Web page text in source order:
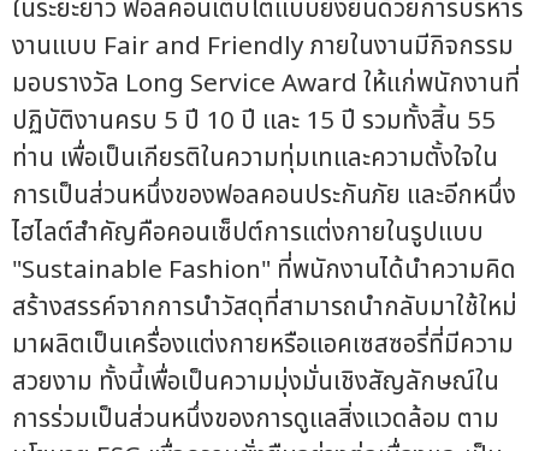
ในระยะยาว ฟอลคอนเติบโตแบบยั่งยืนด้วยการบริหาร
งานแบบ Fair and Friendly ภายในงานมีกิจกรรม
มอบรางวัล Long Service Award ให้แก่พนักงานที่
ปฏิบัติงานครบ 5 ปี 10 ปี และ 15 ปี รวมทั้งสิ้น 55
ท่าน เพื่อเป็นเกียรติในความทุ่มเทและความตั้งใจใน
การเป็นส่วนหนึ่งของฟอลคอนประกันภัย และอีกหนึ่ง
ไฮไลต์สำคัญคือคอนเซ็ปต์การแต่งกายในรูปแบบ
"Sustainable Fashion" ที่พนักงานได้นำความคิด
สร้างสรรค์จากการนำวัสดุที่สามารถนำกลับมาใช้ใหม่
มาผลิตเป็นเครื่องแต่งกายหรือแอคเซสซอรี่ที่มีความ
สวยงาม ทั้งนี้เพื่อเป็นความมุ่งมั่นเชิงสัญลักษณ์ใน
การร่วมเป็นส่วนหนึ่งของการดูแลสิ่งแวดล้อม ตาม